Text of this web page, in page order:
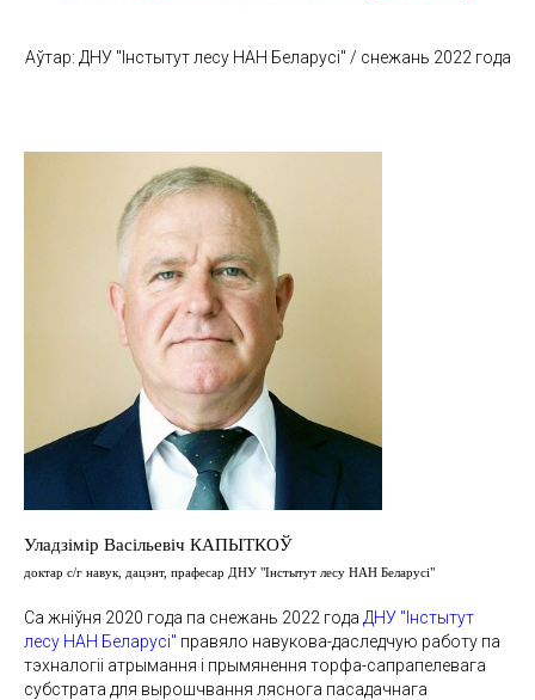
Аўтар: ДНУ "Інстытут лесу НАН Беларусі" / снежань 2022 года
Уладзімір Васільевіч КАПЫТКОЎ
доктар с/г навук, дацэнт, прафесар ДНУ "Інстытут лесу НАН Беларусі"
Са жніўня 2020 года па снежань 2022 года ДНУ "Інстытут
лесу НАН Беларусі" правяло навукова-даследчую работу па
тэхналогіі атрымання і прымянення торфа-сапрапелевага
субстрата для вырошчвання ляснога пасадачнага